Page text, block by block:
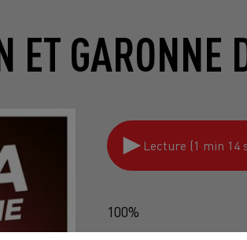
ET
Lecture (1 min 14
100%